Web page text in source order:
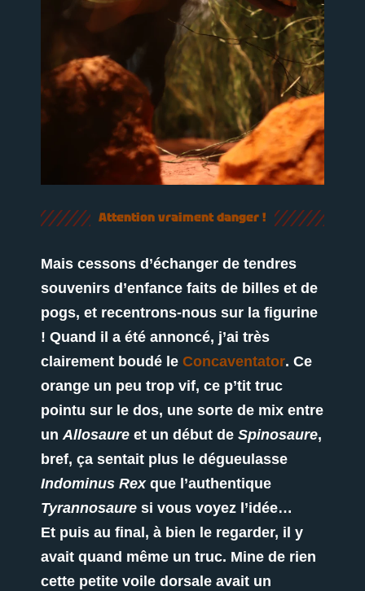
Attention vraiment danger !
Mais cessons d’échanger de tendres
souvenirs d’enfance faits de billes et de
pogs, et recentrons-nous sur la figurine
! Quand il a été annoncé, j’ai très
clairement boudé le Concaventator. Ce
orange un peu trop vif, ce p’tit truc
pointu sur le dos, une sorte de mix entre
un Allosaure et un début de Spinosaure,
bref, ça sentait plus le dégueulasse
Indominus Rexque l’authentique
Tyrannosaure si vous voyez l’idée…
Et puis au final, à bien le regarder, il y
avait quand même un truc. Mine de rien
cette petite voile dorsale avait un